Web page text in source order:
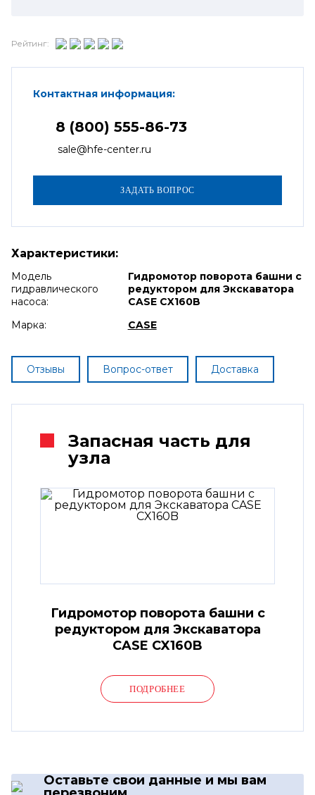
Рейтинг:
Контактная информация:
8 (800) 555-86-73
sale@hfe-center.ru
Характеристики:
Модель
гидравлического
насоса:
Гидромотор поворота башни с
редуктором для Экскаватора
CASE CX160B
Марка:
CASE
Отзывы Вопрос-ответ Доставка
Запасная часть для
узла
Гидромотор поворота башни с
редуктором для Экскаватора
CASE CX160B
ПОДРОБНЕЕ
Оставьте свои данные и мы вам